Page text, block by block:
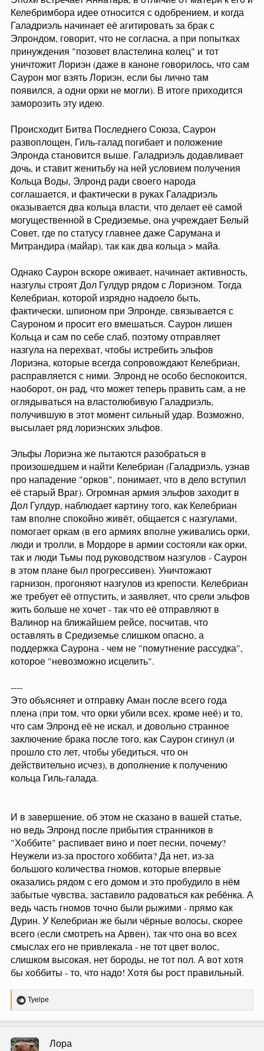
Келебримбора идее относится с одобрением, и когда
Галадриэль начинает её агитировать за брак с
Элрондом, говорит, что не согласна, а при попытках
принуждения "позовет властелина колец" и тот
уничтожит Лориэн (даже в каноне говорилось, что сам
Саурон мог взять Лориэн, если бы лично там
появился, а одни орки не могли). В итоге приходится
заморозить эту идею.
Происходит Битва Последнего Союза, Саурон
развоплощен, Гиль-галад погибает и положение
Элронда становится выше. Галадриэль додавливает
дочь, и ставит женитьбу на ней условием получения
Кольца Воды, Элронд ради своего народа
соглашается, и фактически в руках Галадриэль
оказывается два кольца власти, что делает её самой
могущественной в Средиземье, она учреждает Белый
Совет, где по статусу главнее даже Сарумана и
Митрандира (майар), так как два кольца > майа.
Однако Саурон вскоре оживает, начинает активность,
назгулы строят Дол Гулдур рядом с Лориэном. Тогда
Келебриан, которой изрядно надоело быть,
фактически, шпионом при Элронде, связывается с
Сауроном и просит его вмешаться. Саурон лишен
Кольца и сам по себе слаб, поэтому отправляет
назгула на перехват, чтобы истребить эльфов
Лориэна, которые всегда сопровождают Келебриан,
расправляется с ними. Элронд не особо беспокоится,
наоборот, он рад, что может теперь править сам, а не
оглядываться на властолюбивую Галадриэль,
получившую в этот момент сильный удар. Возможно,
высылает ряд лориэнских эльфов.
Эльфы Лориэна же пытаются разобраться в
произошедшем и найти Келебриан (Галадриэль, узнав
про нападение "орков", понимает, что в дело вступил
её старый Враг). Огромная армия эльфов заходит в
Дол Гулдур, наблюдает картину того, как Келебриан
там вполне спокойно живёт, общается с назгулами,
помогает оркам (в его армиях вполне уживались орки,
люди и тролли, в Мордоре в армии состояли как орки,
так и люди Тьмы под руководством назгулов - Саурон
в этом плане был прогрессивен). Уничтожают
гарнизон, прогоняют назгулов из крепости. Келебриан
же требует её отпустить, и заявляет, что срели эльфов
жить больше не хочет - так что её отправляют в
Валинор на ближайшем рейсе, посчитав, что
оставлять в Средиземье слишком опасно, а
поддержка Саурона - чем не "помутнение рассудка",
которое "невозможно исцелить".
----
Это объясняет и отправку Аман после всего года
плена (при том, что орки убили всех, кроме неё) и то,
что сам Элронд её не искал, и довольно странное
заключение брака после того, как Саурон сгинул (и
прошло сто лет, чтобы убедиться, что он
действительно исчез), в дополнение к получению
кольца Гиль-галада.
И в завершение, об этом не сказано в вашей статье,
но ведь Элронд после прибытия странников в
"Хоббите" распивает вино и поет песни, почему?
Неужели из-за простого хоббита? Да нет, из-за
большого количества гномов, которые впервые
оказались рядом с его домом и это пробудило в нём
забытые чувства, заставило радоваться как ребёнка. А
ведь часть гномов точно были рыжими - прямо как
Дурин. У Келебриан же были чёрные волосы, скорее
всего (если смотреть на Арвен), так что она во всех
смыслах его не привлекала - не тот цвет волос,
слишком высокая, нет бороды, не тот пол. А вот хотя
бы хоббиты - то, что надо! Хотя бы рост правильный.
Р
е
ц
и
Tyelpe
Лора